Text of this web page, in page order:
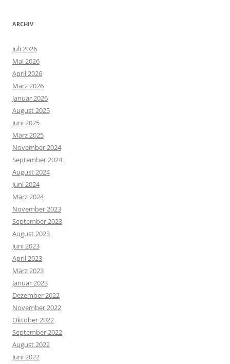
ARCHIV
Juli 2026
Mai 2026
April 2026
März 2026
Januar 2026
August 2025
Juni 2025
März 2025
November 2024
September 2024
August 2024
Juni 2024
März 2024
November 2023
September 2023
August 2023
Juni 2023
April 2023
März 2023
Januar 2023
Dezember 2022
November 2022
Oktober 2022
September 2022
August 2022
Juni 2022